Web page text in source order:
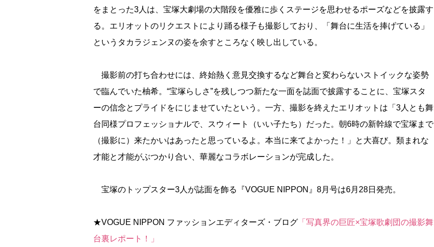
をまとった3人は、宝塚大劇場の大階段を優雅に歩くステージを思わせるポーズなどを披露す
る。エリオットのリクエストにより踊る様子も撮影しており、「舞台に生活を捧げている」
というタカラジェンヌの姿を余すところなく映し出している。
撮影前の打ち合わせには、終始熱く意見交換するなど舞台と変わらないストイックな姿勢
で臨んでいた柚希。“宝塚らしさ”を残しつつ新たな一面を誌面で披露することに、宝塚スタ
ーの信念とプライドをにじませていたという。一方、撮影を終えたエリオットは「3人とも舞
台同様プロフェッショナルで、スウィート（いい子たち）だった。朝6時の新幹線で宝塚まで
（撮影に）来たかいはあったと思っているよ。本当に来てよかった！」と大喜び。類まれな
才能と才能がぶつかり合い、華麗なコラボレーションが完成した。
宝塚のトップスター3人が誌面を飾る『VOGUE NIPPON』8月号は6月28日発売。
★VOGUE NIPPON ファッションエディターズ・ブログ 「写真界の巨匠×宝塚歌劇団の撮影舞
台裏レポート！」